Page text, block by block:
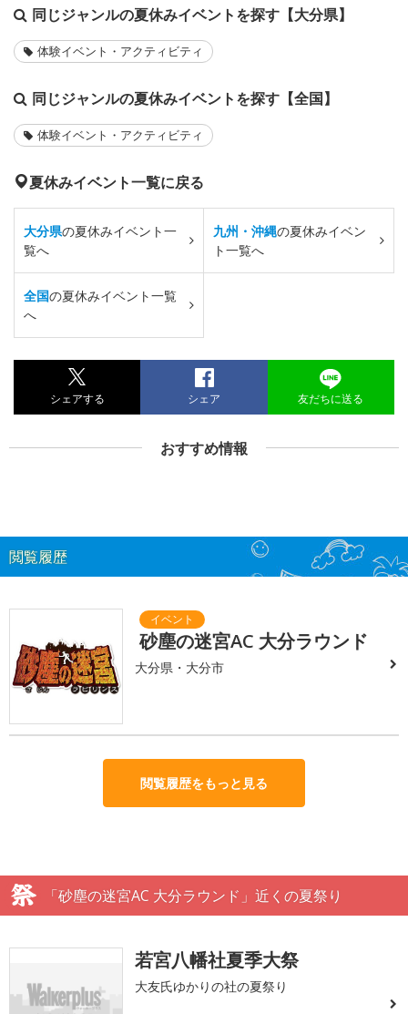
同じジャンルの夏休みイベントを探す【大分県】
体験イベント・アクティビティ
同じジャンルの夏休みイベントを探す【全国】
体験イベント・アクティビティ
夏休みイベント一覧に戻る
大分県の夏休みイベント一
覧へ
九州・沖縄の夏休みイベン
ト一覧へ
全国の夏休みイベント一覧
へ
シェアする シェア 友だちに送る
おすすめ情報
閲覧履歴
砂塵の迷宮AC 大分ラウンド
大分県・大分市
閲覧履歴をもっと見る
「砂塵の迷宮AC 大分ラウンド」近くの夏祭り
若宮八幡社夏季大祭
大友氏ゆかりの社の夏祭り